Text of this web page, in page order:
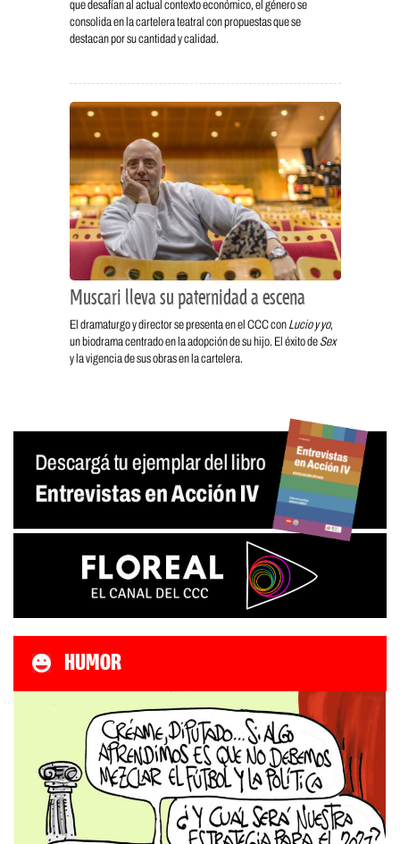
que desafían al actual contexto económico, el género se
consolida en la cartelera teatral con propuestas que se
destacan por su cantidad y calidad.
Muscari lleva su paternidad a escena
El dramaturgo y director se presenta en el CCC con Lucio y yo,
un biodrama centrado en la adopción de su hijo. El éxito de Sex
y la vigencia de sus obras en la cartelera.
HUMOR